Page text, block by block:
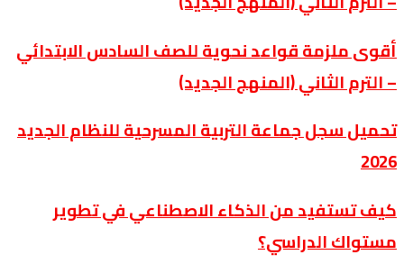
أقوى ملزمة قواعد نحوية للصف السادس الابتدائي
– الترم الثاني (المنهج الجديد)
تحميل سجل جماعة التربية المسرحية للنظام الجديد
2026
كيف تستفيد من الذكاء الاصطناعي في تطوير
مستواك الدراسي؟